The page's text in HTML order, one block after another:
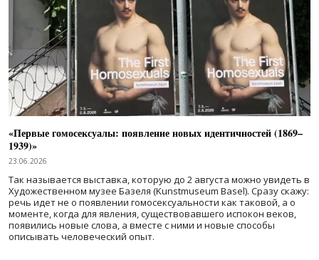
«Первые гомосексуалы: появление новых идентичностей (1869–
1939)»
23.06.2026
Так называется выставка, которую до 2 августа можно увидеть в
Художественном музее Базеля (Kunstmuseum Basel). Сразу скажу:
речь идет не о появлении гомосексуальности как таковой, а о
моменте, когда для явления, существовавшего испокон веков,
появились новые слова, а вместе с ними и новые способы
описывать человеческий опыт.